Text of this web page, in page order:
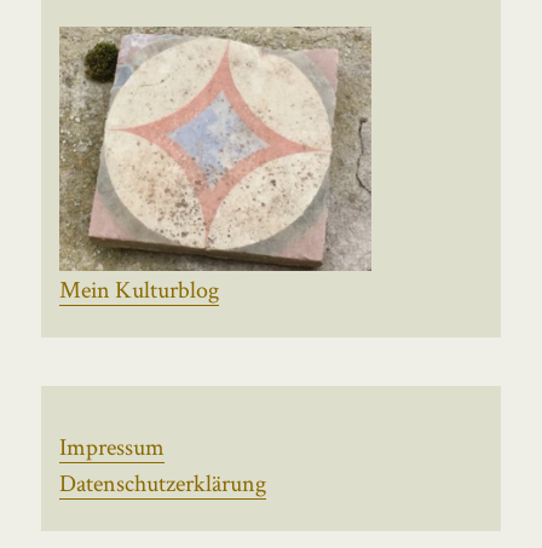
Mein Kulturblog
Impressum
Datenschutzerklärung